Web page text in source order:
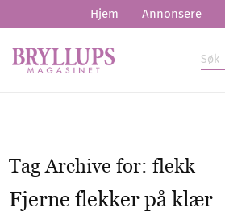
Hjem Annonsere
Tag Archive for:flekk
Fjerne flekker på klær